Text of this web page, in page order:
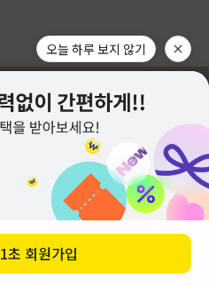
오늘 하루 보지 않기
1초 회원가입